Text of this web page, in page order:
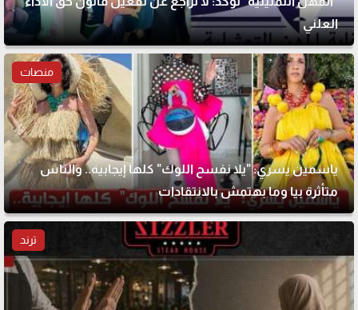
العلني
منصات
ياسمين يسري: "يلا نفسح اللوك" كلها إيجابية.. والناس
متأثرة بيا وما بهتمش بالانتقادات
ترند